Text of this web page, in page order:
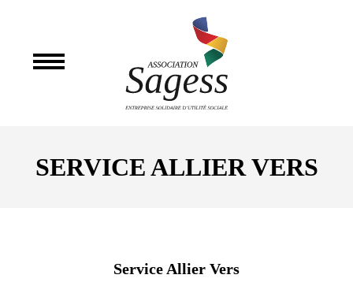
SERVICE ALLIER VERS
Service Allier Vers